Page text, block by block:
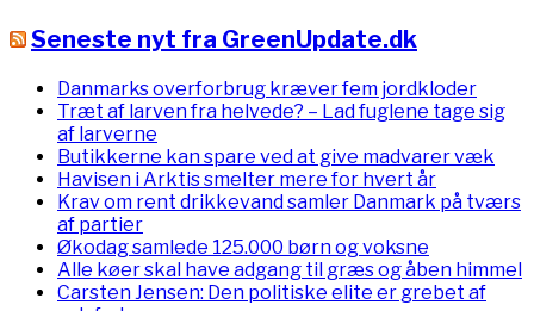
Seneste nyt fra GreenUpdate.dk
Danmarks overforbrug kræver fem jordkloder
Træt af larven fra helvede? – Lad fuglene tage sig
af larverne
Butikkerne kan spare ved at give madvarer væk
Havisen i Arktis smelter mere for hvert år
Krav om rent drikkevand samler Danmark på tværs
af partier
Økodag samlede 125.000 børn og voksne
Alle køer skal have adgang til græs og åben himmel
Carsten Jensen: Den politiske elite er grebet af